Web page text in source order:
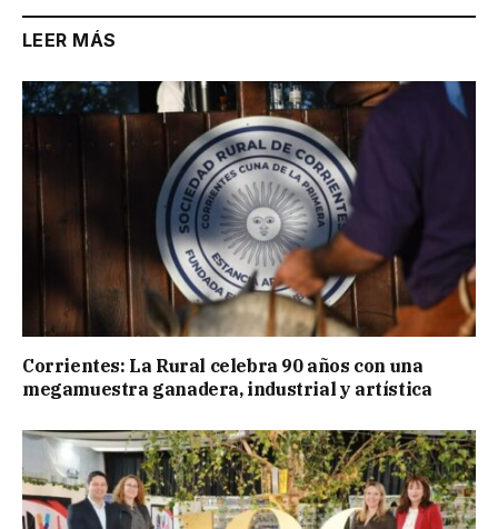
LEER MÁS
Corrientes: La Rural celebra 90 años con una
megamuestra ganadera, industrial y artística